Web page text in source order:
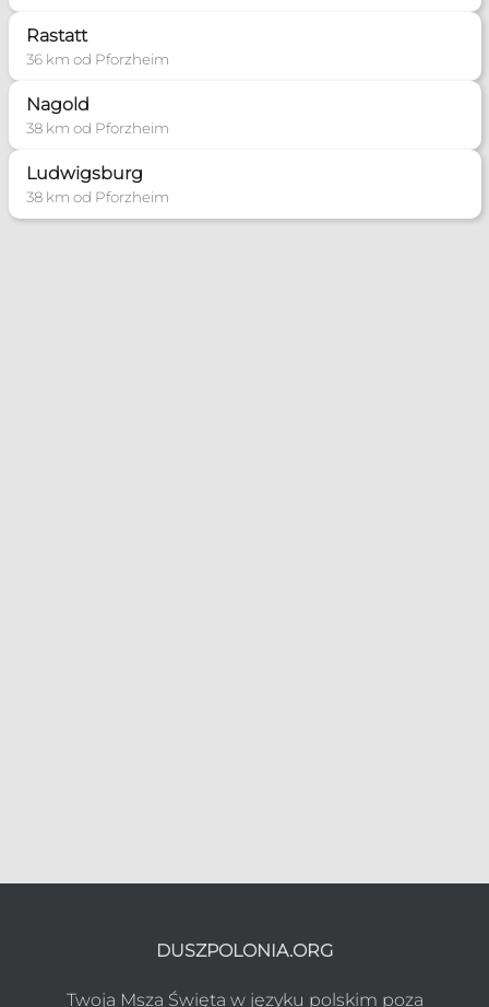
Rastatt
36 km od Pforzheim
Nagold
38 km od Pforzheim
Ludwigsburg
38 km od Pforzheim
DUSZPOLONIA.ORG
Twoja Msza Święta w języku polskim poza